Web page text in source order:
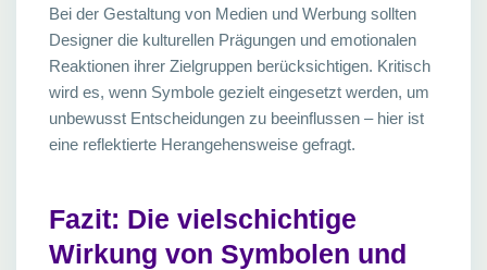
Bei der Gestaltung von Medien und Werbung sollten
Designer die kulturellen Prägungen und emotionalen
Reaktionen ihrer Zielgruppen berücksichtigen. Kritisch
wird es, wenn Symbole gezielt eingesetzt werden, um
unbewusst Entscheidungen zu beeinflussen – hier ist
eine reflektierte Herangehensweise gefragt.
Fazit: Die vielschichtige
Wirkung von Symbolen und